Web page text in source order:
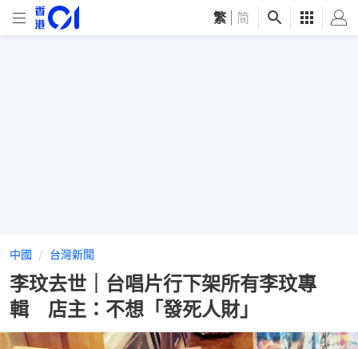
繁 简
中國 台灣新聞
李玟去世｜台唱片行下架所有李玟專
輯 店主：不想「發死人財」